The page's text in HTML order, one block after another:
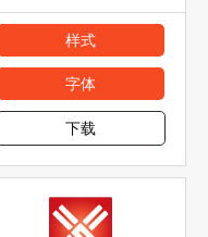
样式
字体
下载